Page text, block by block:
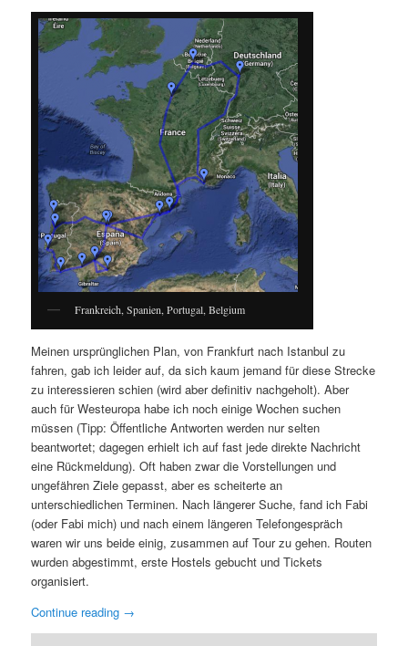
Frankreich, Spanien, Portugal, Belgium
Meinen ursprünglichen Plan, von Frankfurt nach Istanbul zu
fahren, gab ich leider auf, da sich kaum jemand für diese Strecke
zu interessieren schien (wird aber definitiv nachgeholt). Aber
auch für Westeuropa habe ich noch einige Wochen suchen
müssen (Tipp: Öffentliche Antworten werden nur selten
beantwortet; dagegen erhielt ich auf fast jede direkte Nachricht
eine Rückmeldung). Oft haben zwar die Vorstellungen und
ungefähren Ziele gepasst, aber es scheiterte an
unterschiedlichen Terminen. Nach längerer Suche, fand ich Fabi
(oder Fabi mich) und nach einem längeren Telefongespräch
waren wir uns beide einig, zusammen auf Tour zu gehen. Routen
wurden abgestimmt, erste Hostels gebucht und Tickets
organisiert.
Continue reading →